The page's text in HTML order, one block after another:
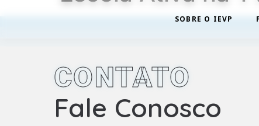
SOBRE O IEVP
CONTATO
Fale Conosco